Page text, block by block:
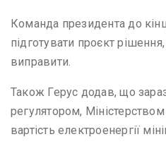
Команда президента до
підготувати проєкт
виправити.
Також Герус додав, що
регулятором,
вартість електроенергії